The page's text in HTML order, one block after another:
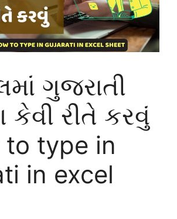
ગુજરાતી
કેવી રીતે કરવું
to type in
in excel